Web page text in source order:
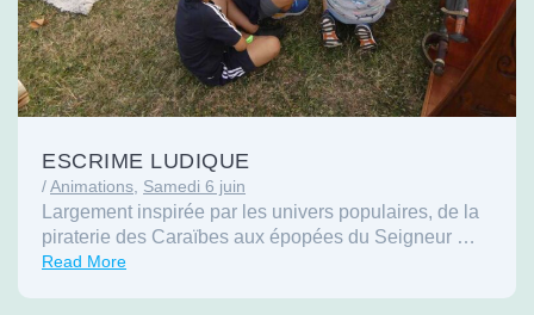
ESCRIME LUDIQUE
/Animations, Samedi 6 juin
Largement inspirée par les univers populaires, de la
piraterie des Caraïbes aux épopées du Seigneur …
Read More